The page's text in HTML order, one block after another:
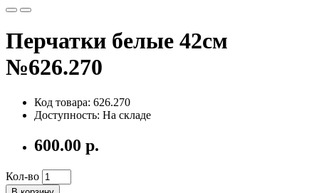
Перчатки белые 42см
№626.270
Код товара: 626.270
Доступность: На складе
600.00 р.
Кол-во